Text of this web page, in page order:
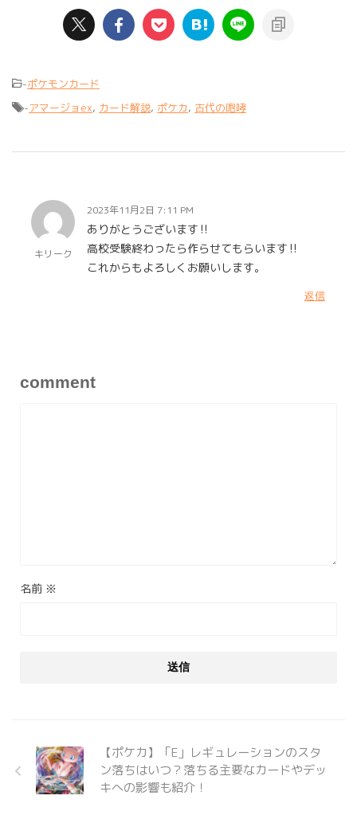
-ポケモンカード
-アマージョex, カード解説, ポケカ, 古代の咆哮
キリーク
2023年11月2日 7:11 PM
ありがとうございます‼
高校受験終わったら作らせてもらいます‼
これからもよろしくお願いします。
返信
comment
名前 ※
【ポケカ】「E」レギュレーションのスタ
ン落ちはいつ？落ちる主要なカードやデッ
キへの影響も紹介！